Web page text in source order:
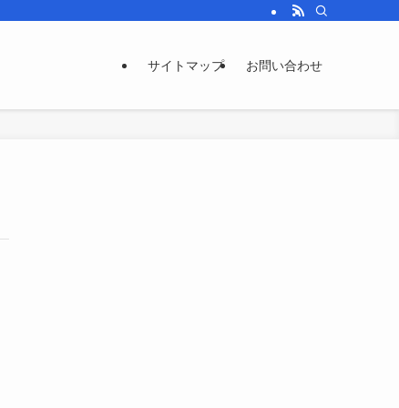
サイトマップ お問い合わせ